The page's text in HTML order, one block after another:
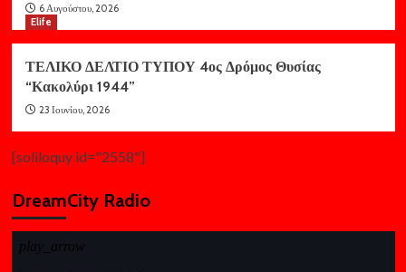
6 Αυγούστου, 2026
Elife
ΤΕΛΙΚΟ ΔΕΛΤΙΟ ΤΥΠΟΥ 4ος Δρόμος Θυσίας
“Κακολύρι 1944”
23 Ιουνίου, 2026
[soliloquy id="2558"]
DreamCity Radio